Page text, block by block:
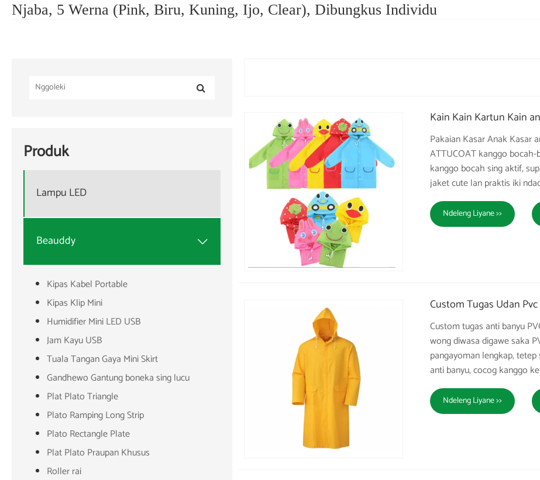
Njaba, 5 Werna (Pink, Biru, Kuning, Ijo, Clear), Dibungkus Individu
Produk
Lampu LED
Beauddy 
Kipas Kabel Portable
Kipas Klip Mini
Humidifier Mini LED USB
Jam Kayu USB
Tuala Tangan Gaya Mini Skirt
Gandhewo Gantung boneka sing lucu
Plat Plato Triangle
Plato Ramping Long Strip
Plato Rectangle Plate
Plat Plato Praupan Khusus
Roller rai
Kain Kain Kartun Kain
Pakaian Kasar Anak Kasar
ATTUCOAT kanggo
kanggo bocah sing aktif,
jaket cute lan praktis iki
Ndeleng Liyane >>
Custom Tugas Udan
Custom tugas anti banyu
wong diwasa digawe saka
pangayoman lengkap,
anti banyu, cocog kanggo
Ndeleng Liyane >>